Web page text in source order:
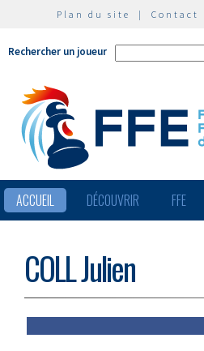
Plan du site | Contact
Rechercher un joueur
ACCUEIL DÉCOUVRIR FFE
COLL Julien